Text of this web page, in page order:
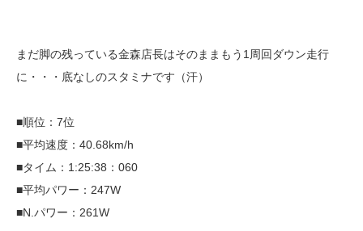
まだ脚の残っている金森店長はそのままもう1周回ダウン走行
に・・・底なしのスタミナです（汗）
■順位：7位
■平均速度：40.68km/h
■タイム：1:25:38：060
■平均パワー：247W
■N.パワー：261W